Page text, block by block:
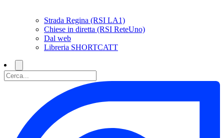
Strada Regina (RSI LA1)
Chiese in diretta (RSI ReteUno)
Dal web
Libreria SHORTCATT